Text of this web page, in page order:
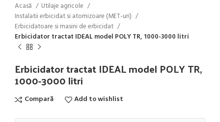
Acasă
Utilaje agricole
Instalatii erbicidat si atomizoare (MET-uri)
Erbicidatoare si masini de erbicidat
Erbicidator tractat IDEAL model POLY TR, 1000-3000 litri
Erbicidator tractat IDEAL model POLY TR,
1000-3000 litri
Compară Add to wishlist